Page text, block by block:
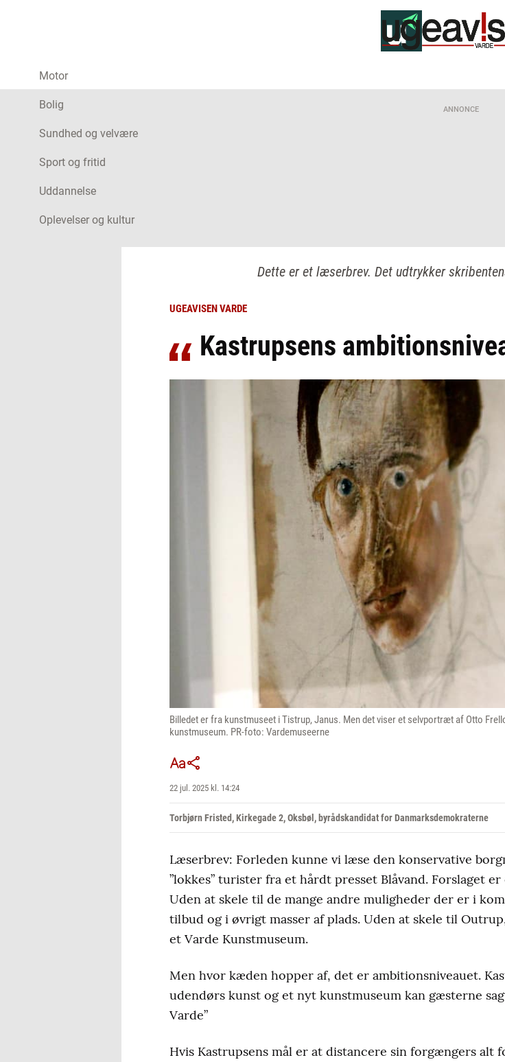
Motor
Bolig
Sundhed og velvære
Sport og fritid
Uddannelse
Oplevelser og kultur
ANNONCE
Dette er et læserbrev. Det udtrykker
UGEAVISEN VARDE
Kastrupsens
Billedet er fra kunstmuseet i Tistrup, Janus. Men det viser et selvportræt af Otto
kunstmuseum. PR-foto: Vardemuseerne
22 jul. 2025 kl. 14:24
Torbjørn Fristed, Kirkegade 2, Oksbøl, byrådskandidat for Danmarksdemokraterne
Læserbrev: Forleden kunne vi læse den konservative
”lokkes” turister fra et hårdt presset Blåvand. Forslaget
Uden at skele til de mange andre muligheder der er i
tilbud og i øvrigt masser af plads. Uden at skele til
et Varde Kunstmuseum.
Men hvor kæden hopper af, det er ambitionsniveauet.
udendørs kunst og et nyt kunstmuseum kan gæsterne
Varde”
Hvis Kastrupsens mål er at distancere sin forgængers alt